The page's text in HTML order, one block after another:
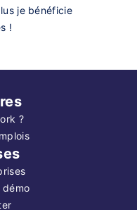
je bénéficie
!
?
démo